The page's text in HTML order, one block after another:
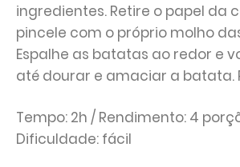
ingredientes. Retire o papel da
pincele com o próprio molho
Espalhe as batatas ao redor e
até dourar e amaciar a batata.
Tempo: 2h / Rendimento: 4
Dificuldade: fácil